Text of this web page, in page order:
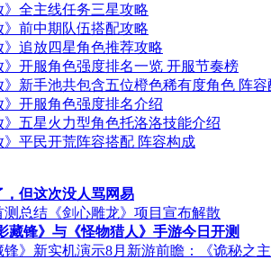
》全主线任务三星攻略
》前中期队伍搭配攻略
》追放四星角色推荐攻略
》开服角色强度排名一览 开服节奏榜
》新手池共包含五位橙色稀有度角色 阵
》开服角色强度排名介绍
》五星火力型角色托洛洛技能介绍
》平民开荒阵容搭配 阵容构成
，但这次没人骂网易
测总结 《剑心雕龙》项目宣布解散
藏锋》与《怪物猎人》手游今日开测
锋》新实机演示8月新游前瞻：《诡秘之